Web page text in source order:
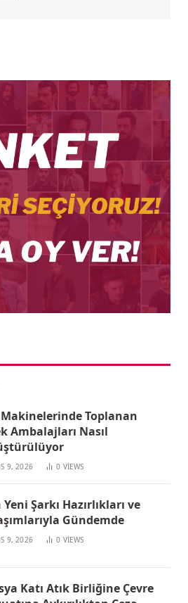
Makinelerinde Toplanan
Ambalajları Nasıl
9, 2026 0 VIEWS
Şarkı Hazırlıkları ve
Gündemde
9, 2026 0 VIEWS
Katı Atık Birliğine Çevre